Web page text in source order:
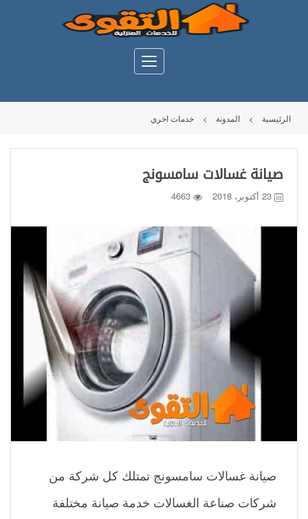
الرئيسية المدونة خدمات اخري
صيانة غسالات سامسونج
23 أكتوبر، 2018
صيانة غسالات سامسونج تمتلك كل شركة من
شركات صناعة الغسالات خدمة صيانة مختلفة